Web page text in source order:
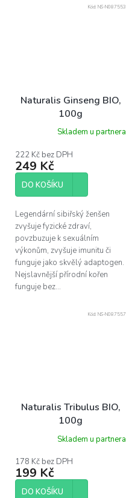
Naturalis Ginseng BIO,
100g
Skladem u partnera
222 Kč bez DPH
249 Kč
DO KOŠÍKU
Legendární sibiřský ženšen
zvyšuje fyzické zdraví,
povzbuzuje k sexuálním
výkonům, zvyšuje imunitu či
funguje jako skvělý adaptogen.
Nejslavnější přírodní kořen
funguje bez...
Kód: NS-N087553
Naturalis Tribulus BIO,
100g
Skladem u partnera
178 Kč bez DPH
199 Kč
DO KOŠÍKU
Kód: NS-N087557